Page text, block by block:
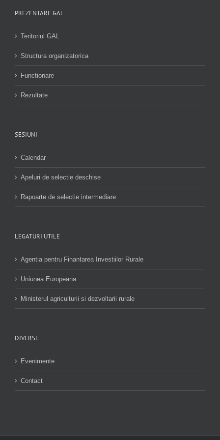
PREZENTARE GAL
Teritoriul GAL
Structura organizatorica
Functionare
Rezultate
SESIUNI
Calendar
Apeluri de selectie deschise
Rapoarte de selectie intermediare
LEGATURI UTILE
Agentia pentru Finantarea Investiilor Rurale
Uniunea Europeana
Ministerul agriculturii si dezvoltarii rurale
DIVERSE
Evenimente
Contact